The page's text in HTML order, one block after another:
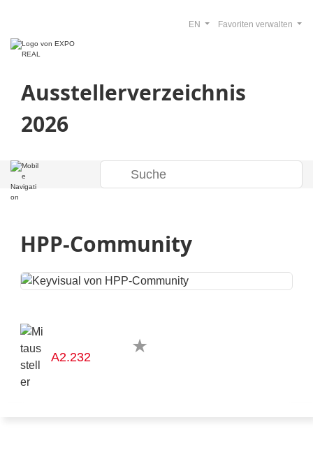
Ausstellerverzeichnis
2026
Favoriten verwalten
EN
HPP-Community
A2.232